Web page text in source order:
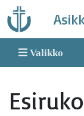
Skip
to
content
Valikko